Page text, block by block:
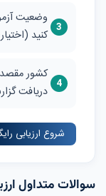
وضعیت
کنید
کشور مقصد
دریافت
شروع ارزیابی
سوالات متداول